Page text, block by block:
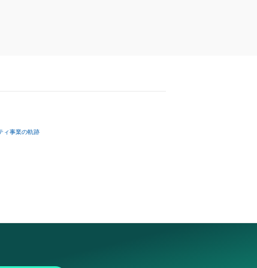
ィ事業の軌跡